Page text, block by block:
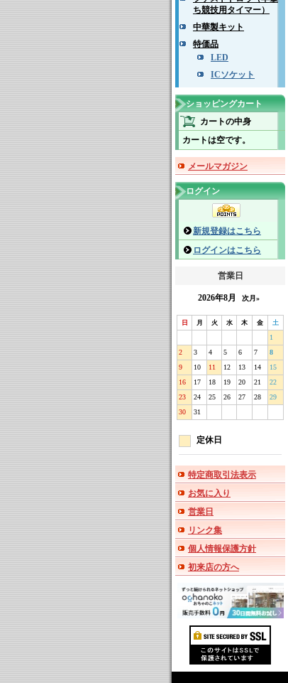
ち競技用タイマー）
中華製キット
特価品
LED
ICソケット
ショッピングカート
カートの中身
カートは空です。
メールマガジン
ログイン
新規登録はこちら
ログインはこちら
営業日
2026年8月 次月»
日 月 火 水 木 金 土
1
2
3 4 5 6 7
8
9
10 11 12 13 14
15
16
17 18 19 20 21
22
23
24 25 26 27 28
29
30
31
定休日
特定商取引法表示
お気に入り
営業日
リンク集
個人情報保護方針
初来店の方へ